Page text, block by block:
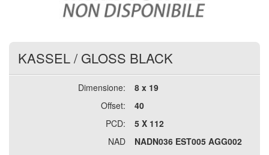
KASSEL/ GLOSS BLACK
Dimensione:
8 x 19
Offset:
40
PCD:
5 X 112
NAD
NADN036 EST005 AGG002